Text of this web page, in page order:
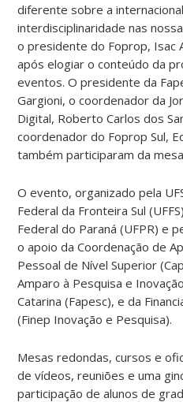
diferente sobre a
interdisciplinaridade nas
o presidente do Foprop, Isac
após elogiar o conteúdo da
eventos. O presidente da
Gargioni, o coordenador da
Digital, Roberto Carlos dos
coordenador do Foprop Sul,
também participaram da
O evento, organizado pela
Federal da Fronteira Sul
Federal do Paraná (UFPR) e
o apoio da Coordenação de
Pessoal de Nível Superior
Amparo à Pesquisa e
Catarina (Fapesc), e da
(Finep Inovação e Pesquisa).
Mesas redondas, cursos e
de vídeos, reuniões e uma
participação de alunos de